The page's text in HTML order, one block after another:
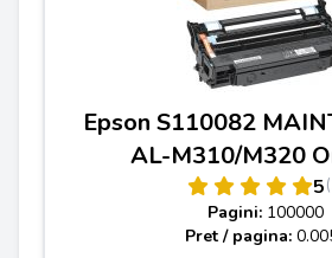
Epson S110082
AL-M310/M320
5
Pagini: 100000
Pret / pagina: